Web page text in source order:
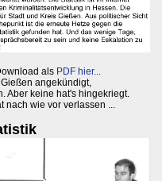
als PDF hier...
angekündigt,
Aber keine hat's hingekriegt.
nach wie vor verlassen ...